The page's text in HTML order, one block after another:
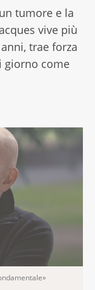
tumore e la
vive più
trae forza
giorno come